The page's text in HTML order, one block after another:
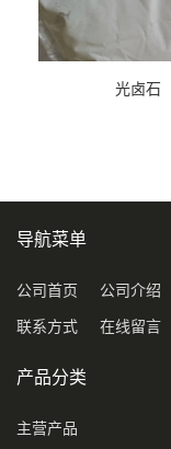
光卤石
导航菜单
公司首页 公司介绍
联系方式 在线留言
产品分类
主营产品